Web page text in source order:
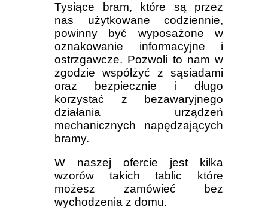
Tysiące bram, które są przez
nas użytkowane codziennie,
powinny być wyposażone w
oznakowanie informacyjne i
ostrzgawcze. Pozwoli to nam w
zgodzie współżyć z sąsiadami
oraz bezpiecznie i długo
korzystać z bezawaryjnego
działania urządzeń
mechanicznych napędzających
bramy.
W naszej ofercie jest kilka
wzorów takich tablic które
możesz zamówieć bez
wychodzenia z domu.